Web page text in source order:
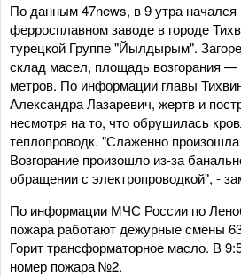
По данным 47news, в 9 утра начался
ферросплавном заводе в городе
турецкой Группе "Йылдырым".
склад масел, площадь возгорания —
метров. По информации главы
Александра Лазаревич, жертв и
несмотря на то, что обрушилась
теплопроводк. "Слаженно
Возгорание произошло из-за
обращении с электропроводкой", -
По информации МЧС России по
пожара работают дежурные смены
Горит трансформаторное масло. В
номер пожара №2.